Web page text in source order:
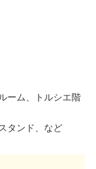
ム、トルシエ階
タンド、など